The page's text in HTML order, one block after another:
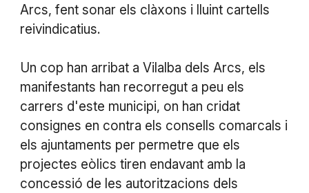
Arcs, fent sonar els clàxons i lluint cartells
reivindicatius.
Un cop han arribat a Vilalba dels Arcs, els
manifestants han recorregut a peu els
carrers d'este municipi, on han cridat
consignes en contra els consells comarcals i
els ajuntaments per permetre que els
projectes eòlics tiren endavant amb la
concessió de les autoritzacions dels